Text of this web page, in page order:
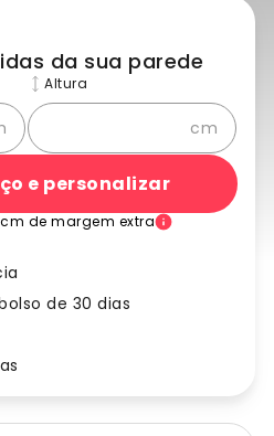
da sua parede
Altura
cm
e personalizar
de margem extra
de 30 dias